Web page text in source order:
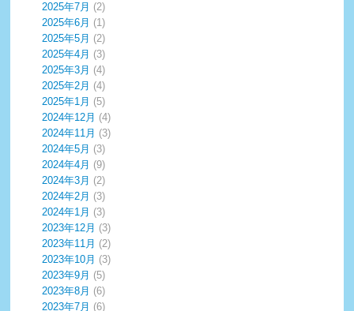
2025年7月 (2)
2025年6月 (1)
2025年5月 (2)
2025年4月 (3)
2025年3月 (4)
2025年2月 (4)
2025年1月 (5)
2024年12月 (4)
2024年11月 (3)
2024年5月 (3)
2024年4月 (9)
2024年3月 (2)
2024年2月 (3)
2024年1月 (3)
2023年12月 (3)
2023年11月 (2)
2023年10月 (3)
2023年9月 (5)
2023年8月 (6)
2023年7月 (6)